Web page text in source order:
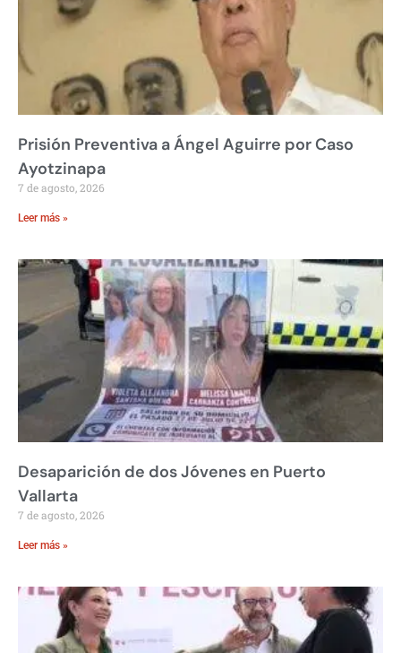
Prisión Preventiva a Ángel Aguirre por Caso
Ayotzinapa
7 de agosto, 2026
Leer más »
Desaparición de dos Jóvenes en Puerto
Vallarta
7 de agosto, 2026
Leer más »